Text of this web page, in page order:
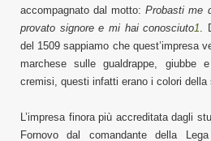
accompagnato dal motto:Probasti me
provato signore e mi hai conosciuto1 .
del 1509 sappiamo che quest’impresa
marchese sulle gualdrappe,
cremisi, questi infatti erano i colori della
L’impresa finora più accreditata dagli
Fornovo dal comandante della